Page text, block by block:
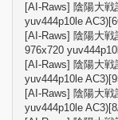
[AI-Raws] 陰陽大
yuv444p10le
[AI-Raws] 陰陽大
976x720
[AI-Raws] 陰陽大
yuv444p10le
[AI-Raws] 陰陽大
yuv444p10le